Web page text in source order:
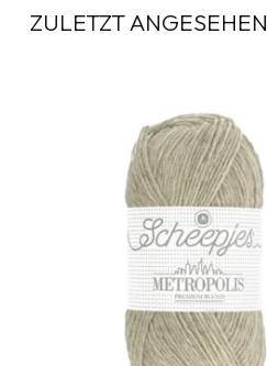
ZULETZT ANGESEHEN